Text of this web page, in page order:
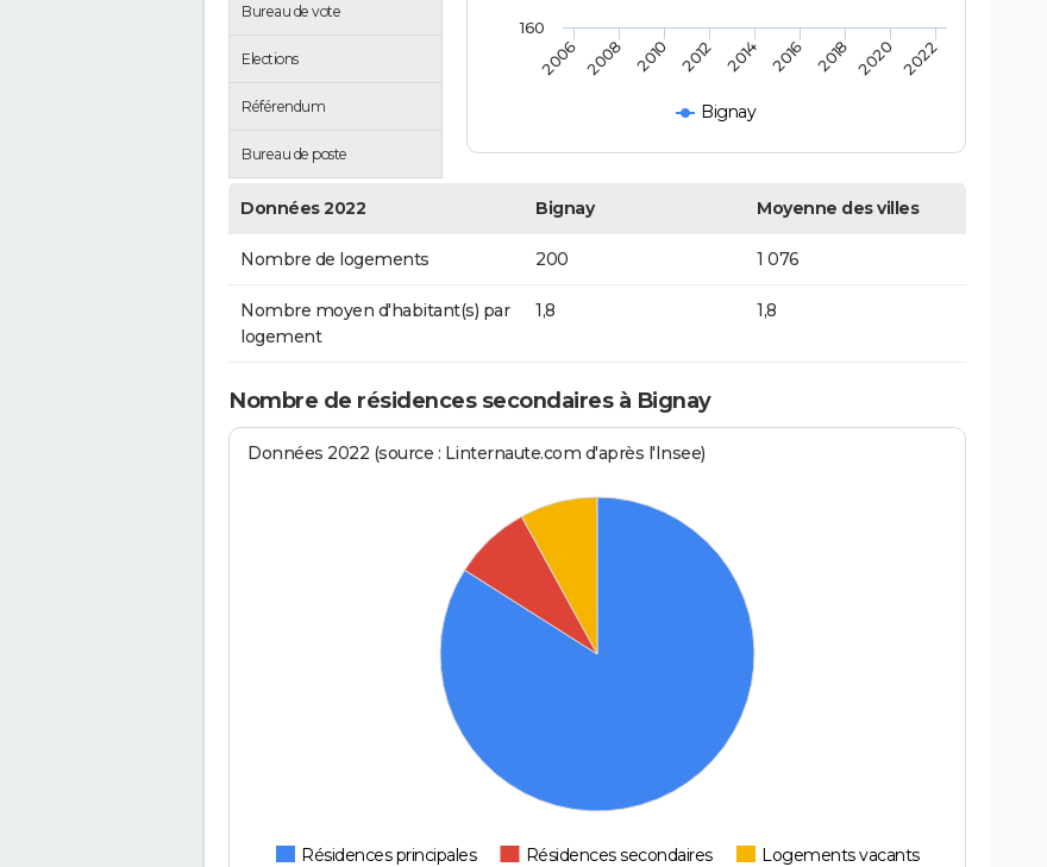
Bureau de vote
Elections
Référendum
Bureau de poste
Bignay
2006 2008 2010 2012 2014 2016 2018 2020 2022
160
Données 2022 Bignay Moyenne des villes
Nombre de logements 200 1 076
Nombre moyen d'habitant(s) par
logement
1,8 1,8
Nombre de résidences secondaires à Bignay
Données 2022 (source : Linternaute.com d'après l'Insee)
Résidences principales Résidences secondaires Logements vacants